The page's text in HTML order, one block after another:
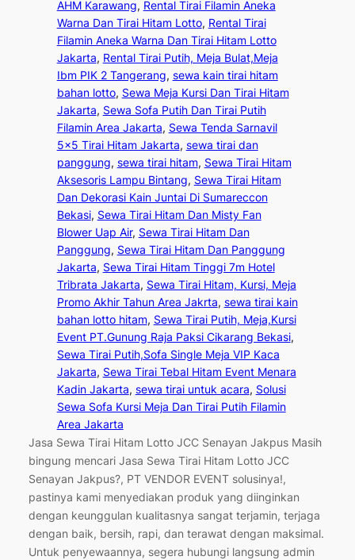
AHM Karawang, Rental Tirai Filamin Aneka
Warna Dan Tirai Hitam Lotto, Rental Tirai
Filamin Aneka Warna Dan Tirai Hitam Lotto
Jakarta, Rental Tirai Putih, Meja Bulat,Meja
Ibm PIK 2 Tangerang, sewa kain tirai hitam
bahan lotto, Sewa Meja Kursi Dan Tirai Hitam
Jakarta, Sewa Sofa Putih Dan Tirai Putih
Filamin Area Jakarta, Sewa Tenda Sarnavil
5×5 Tirai Hitam Jakarta, sewa tirai dan
panggung, sewa tirai hitam, Sewa Tirai Hitam
Aksesoris Lampu Bintang, Sewa Tirai Hitam
Dan Dekorasi Kain Juntai Di Sumareccon
Bekasi, Sewa Tirai Hitam Dan Misty Fan
Blower Uap Air, Sewa Tirai Hitam Dan
Panggung, Sewa Tirai Hitam Dan Panggung
Jakarta, Sewa Tirai Hitam Tinggi 7m Hotel
Tribrata Jakarta, Sewa Tirai Hitam, Kursi, Meja
Promo Akhir Tahun Area Jakrta, sewa tirai kain
bahan lotto hitam, Sewa Tirai Putih, Meja,Kursi
Event PT.Gunung Raja Paksi Cikarang Bekasi
Sewa Tirai Putih,Sofa Single Meja VIP Kaca
Jakarta, Sewa Tirai Tebal Hitam Event Menara
Kadin Jakarta, sewa tirai untuk acara, Solusi
Sewa Sofa Kursi Meja Dan Tirai Putih Filamin
Area Jakarta
Jasa Sewa Tirai Hitam Lotto JCC Senayan Jakpus Masih
bingung mencari Jasa Sewa Tirai Hitam Lotto JCC
Senayan Jakpus?, PT VENDOR EVENT solusinya!,
pastinya kami menyediakan produk yang diinginkan
dengan keunggulan kualitasnya sangat terjamin, terjaga
dengan baik, bersih, rapi, dan terawat dengan maksimal.
Untuk penyewaannya, segera hubungi langsung admin